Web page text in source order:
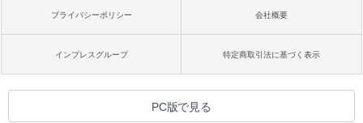
プライバシーポリシー 会社概要
インプレスグループ 特定商取引法に基づく表示
PC版で見る